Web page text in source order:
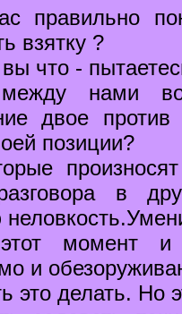
правильно
взятку ?
что -
нами
двое
позиции?
в
момент и
и
это делать. Но